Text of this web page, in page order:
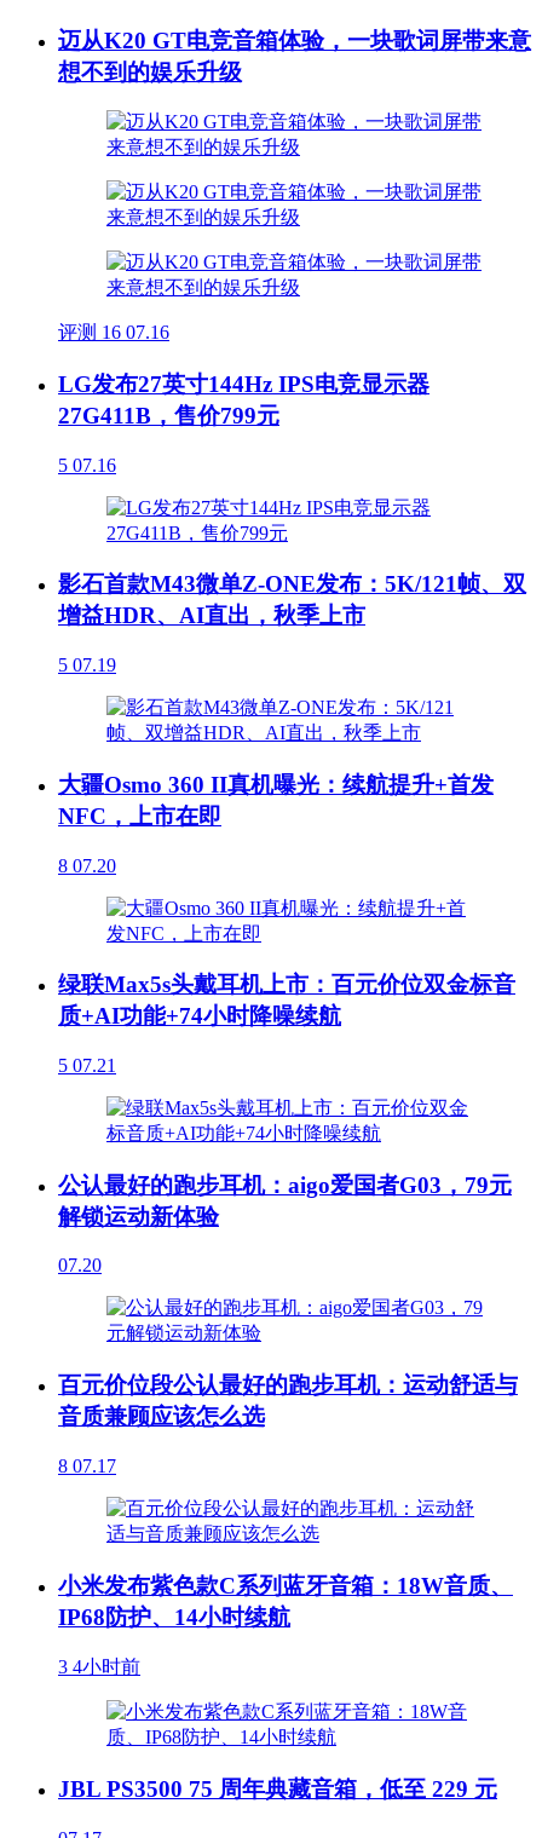
迈从K20 GT电竞音箱体验，一块歌词屏带来意
想不到的娱乐升级
评测 16 07.16
LG发布27英寸144Hz IPS电竞显示器
27G411B，售价799元
5 07.16
影石首款M43微单Z-ONE发布：5K/121帧、双
增益HDR、AI直出，秋季上市
5 07.19
大疆Osmo 360 II真机曝光：续航提升+首发
NFC，上市在即
8 07.20
绿联Max5s头戴耳机上市：百元价位双金标音
质+AI功能+74小时降噪续航
5 07.21
公认最好的跑步耳机：aigo爱国者G03，79元
解锁运动新体验
07.20
百元价位段公认最好的跑步耳机：运动舒适与
音质兼顾应该怎么选
8 07.17
小米发布紫色款C系列蓝牙音箱：18W音质、
IP68防护、14小时续航
3 4小时前
JBL PS3500 75 周年典藏音箱，低至 229 元